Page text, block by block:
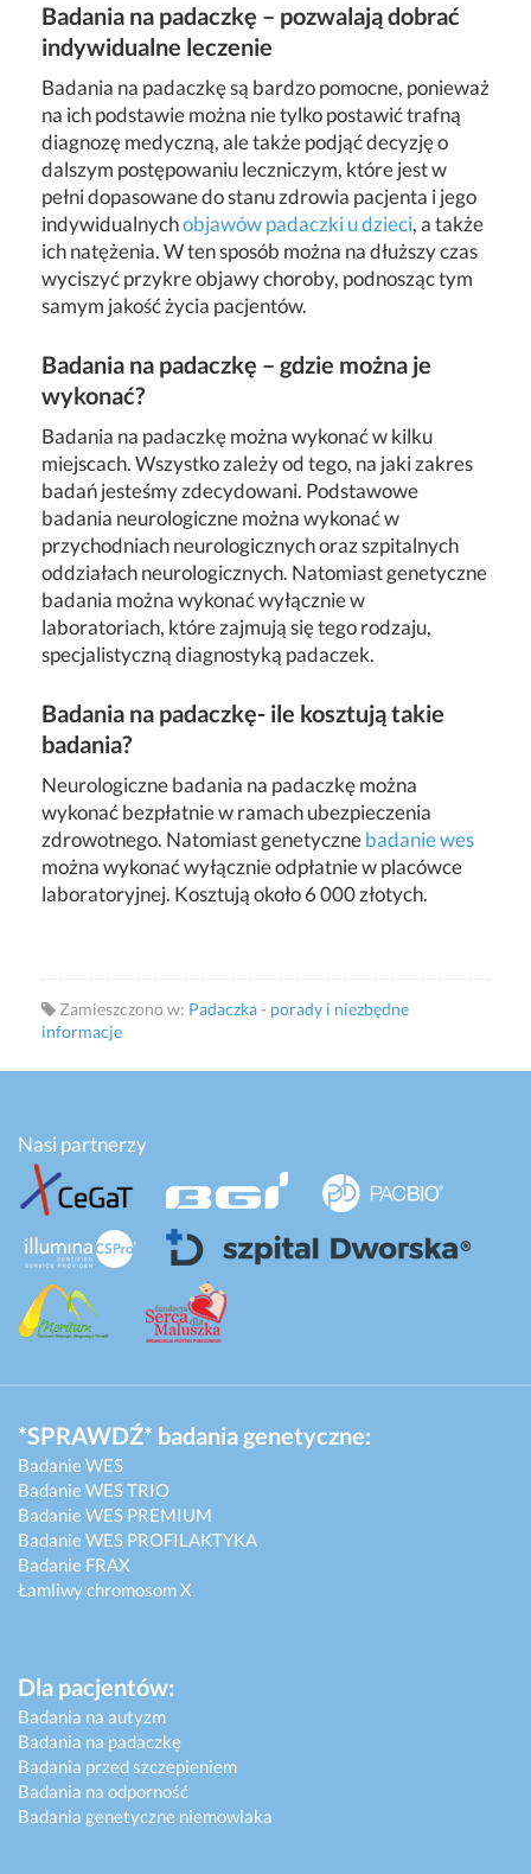
Badania na padaczkę – pozwalają dobrać
indywidualne leczenie
Badania na padaczkę są bardzo pomocne, ponieważ
na ich podstawie można nie tylko postawić trafną
diagnozę medyczną, ale także podjąć decyzję o
dalszym postępowaniu leczniczym, które jest w
pełni dopasowane do stanu zdrowia pacjenta i jego
indywidualnychobjawów padaczki u dzieci, a także
ich natężenia. W ten sposób można na dłuższy czas
wyciszyć przykre objawy choroby, podnosząc tym
samym jakość życia pacjentów.
Badania na padaczkę – gdzie można je
wykonać?
Badania na padaczkę można wykonać w kilku
miejscach. Wszystko zależy od tego, na jaki zakres
badań jesteśmy zdecydowani. Podstawowe
badania neurologiczne można wykonać w
przychodniach neurologicznych oraz szpitalnych
oddziałach neurologicznych. Natomiast genetyczne
badania można wykonać wyłącznie w
laboratoriach, które zajmują się tego rodzaju,
specjalistyczną diagnostyką padaczek.
Badania na padaczkę- ile kosztują takie
badania?
Neurologiczne badania na padaczkę można
wykonać bezpłatnie w ramach ubezpieczenia
zdrowotnego. Natomiast genetycznebadanie wes
można wykonać wyłącznie odpłatnie w placówce
laboratoryjnej. Kosztują około 6 000 złotych.
Zamieszczono w: Padaczka - porady i niezbędne
informacje
Nasi partnerzy
*SPRAWDŹ* badania genetyczne:
Badanie WES
Badanie WES TRIO
Badanie WES PREMIUM
Badanie WES PROFILAKTYKA
Badanie FRAX
Łamliwy chromosom X
Dla pacjentów:
Badania na autyzm
Badania na padaczkę
Badania przed szczepieniem
Badania na odporność
Badania genetyczne niemowlaka